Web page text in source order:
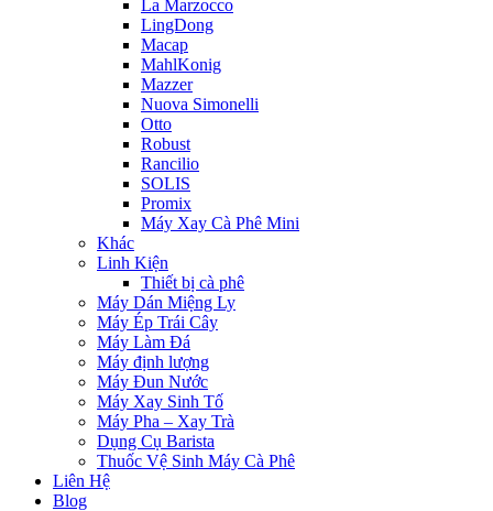
La Marzocco
LingDong
Macap
MahlKonig
Mazzer
Nuova Simonelli
Otto
Robust
Rancilio
SOLIS
Promix
Máy Xay Cà Phê Mini
Khác
Linh Kiện
Thiết bị cà phê
Máy Dán Miệng Ly
Máy Ép Trái Cây
Máy Làm Đá
Máy định lượng
Máy Đun Nước
Máy Xay Sinh Tố
Máy Pha – Xay Trà
Dụng Cụ Barista
Thuốc Vệ Sinh Máy Cà Phê
Liên Hệ
Blog